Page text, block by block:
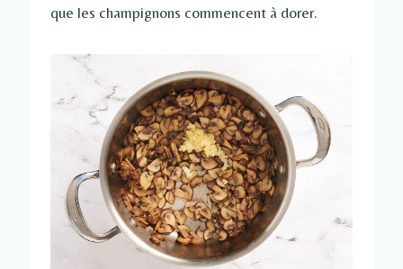
que les champignons commencent à dorer.